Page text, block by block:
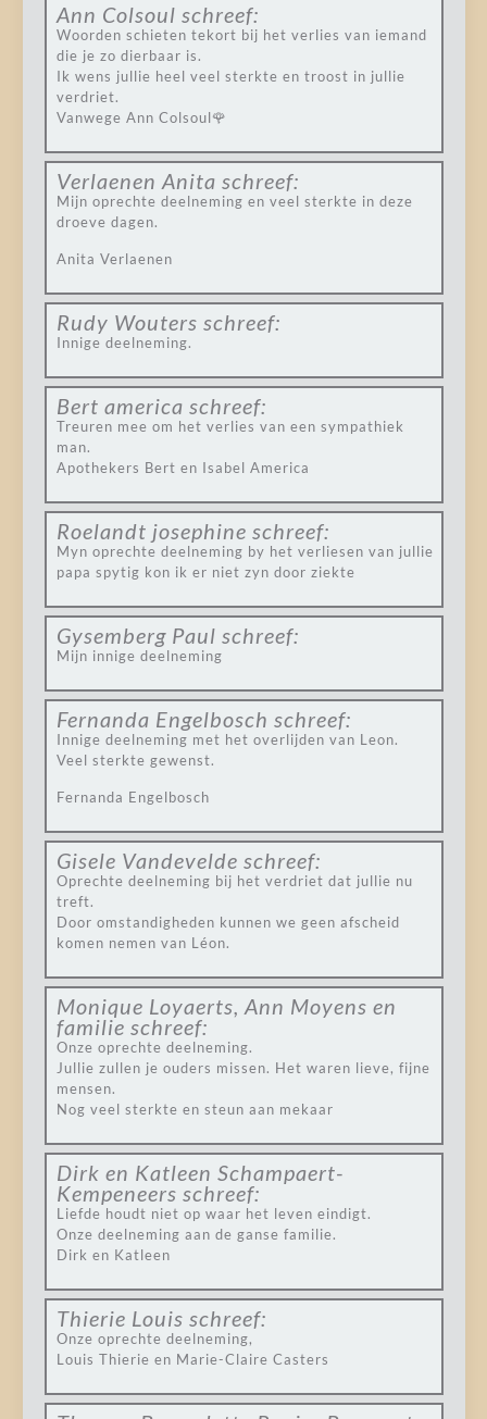
Ann Colsoul schreef:
Woorden schieten tekort bij het verlies van iemand
die je zo dierbaar is.
Ik wens jullie heel veel sterkte en troost in jullie
verdriet.
Vanwege Ann Colsoul🌹
Verlaenen Anita schreef:
Mijn oprechte deelneming en veel sterkte in deze
droeve dagen.
Anita Verlaenen
Rudy Wouters schreef:
Innige deelneming.
Bert america schreef:
Treuren mee om het verlies van een sympathiek
man.
Apothekers Bert en Isabel America
Roelandt josephine schreef:
Myn oprechte deelneming by het verliesen van jullie
papa spytig kon ik er niet zyn door ziekte
Gysemberg Paul schreef:
Mijn innige deelneming
Fernanda Engelbosch schreef:
Innige deelneming met het overlijden van Leon.
Veel sterkte gewenst.
Fernanda Engelbosch
Gisele Vandevelde schreef:
Oprechte deelneming bij het verdriet dat jullie nu
treft.
Door omstandigheden kunnen we geen afscheid
komen nemen van Léon.
Monique Loyaerts, Ann Moyens en
familie schreef:
Onze oprechte deelneming.
Jullie zullen je ouders missen. Het waren lieve, fijne
mensen.
Nog veel sterkte en steun aan mekaar
Dirk en Katleen Schampaert-
Kempeneers schreef:
Liefde houdt niet op waar het leven eindigt.
Onze deelneming aan de ganse familie.
Dirk en Katleen
Thierie Louis schreef:
Onze oprechte deelneming,
Louis Thierie en Marie-Claire Casters